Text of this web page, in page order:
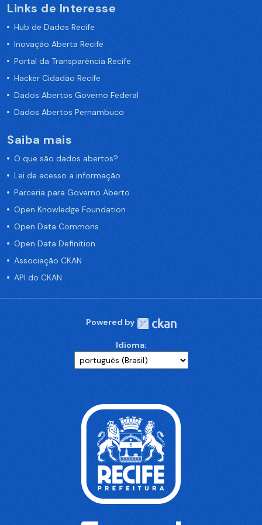
Links de Interesse
Hub de Dados Recife
Inovação Aberta Recife
Portal da Transparência Recife
Hacker Cidadão Recife
Dados Abertos Governo Federal
Dados Abertos Pernambuco
Saiba mais
O que são dados abertos?
Lei de acesso a informação
Parceria para Governo Aberto
Open Knowledge Foundation
Open Data Commons
Open Data Definition
Associação CKAN
API do CKAN
Powered by
Idioma